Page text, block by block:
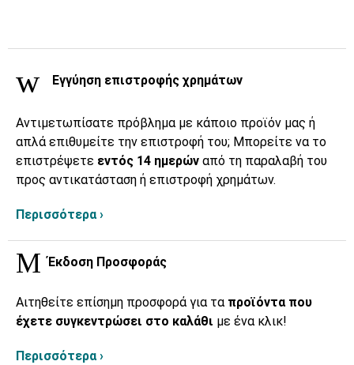
Εγγύηση επιστροφής χρημάτων
Αντιμετωπίσατε πρόβλημα με κάποιο προϊόν μας ή
απλά επιθυμείτε την επιστροφή του; Μπορείτε να το
επιστρέψετε εντός 14 ημερών από τη παραλαβή του
προς αντικατάσταση ή επιστροφή χρημάτων.
Περισσότερα ›
Έκδοση Προσφοράς
Αιτηθείτε επίσημη προσφορά για τα προϊόντα που
έχετε συγκεντρώσει στο καλάθι με ένα κλικ!
Περισσότερα ›